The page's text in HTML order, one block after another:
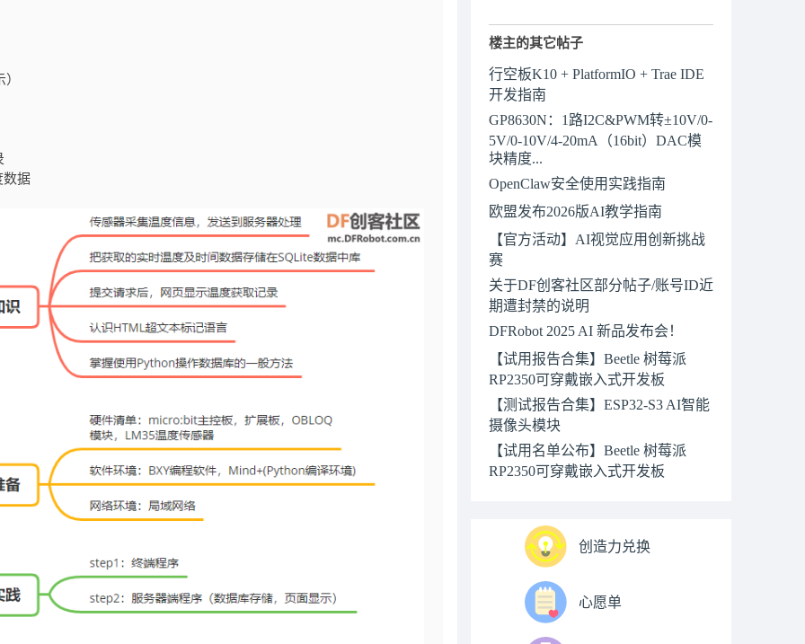
数据
楼主的其它帖子
行空板K10 + PlatformIO + Trae IDE
开发指南
GP8630N：1路I2C&PWM转±10V/0-
5V/0-10V/4-20mA（16bit）DAC模
块精度...
OpenClaw安全使用实践指南
欧盟发布2026版AI教学指南
【官方活动】AI视觉应用创新挑战
赛
关于DF创客社区部分帖子/账号ID近
期遭封禁的说明
DFRobot 2025 AI 新品发布会！
【试用报告合集】Beetle 树莓派
RP2350可穿戴嵌入式开发板
【测试报告合集】ESP32-S3 AI智能
摄像头模块
【试用名单公布】Beetle 树莓派
RP2350可穿戴嵌入式开发板
创造力兑换
心愿单